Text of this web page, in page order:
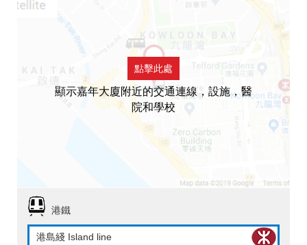
點擊此處
顯示嘉年大廈附近的交通連線，設施，醫
院和學校
港鐵
港島綫 Island line